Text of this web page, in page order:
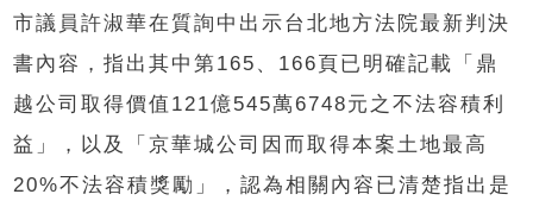
市議員許淑華在質詢中出示台北地方法院最新判決
書內容，指出其中第165、166頁已明確記載「鼎
越公司取得價值121億545萬6748元之不法容積利
益」，以及「京華城公司因而取得本案土地最高
20%不法容積獎勵」，認為相關內容已清楚指出是